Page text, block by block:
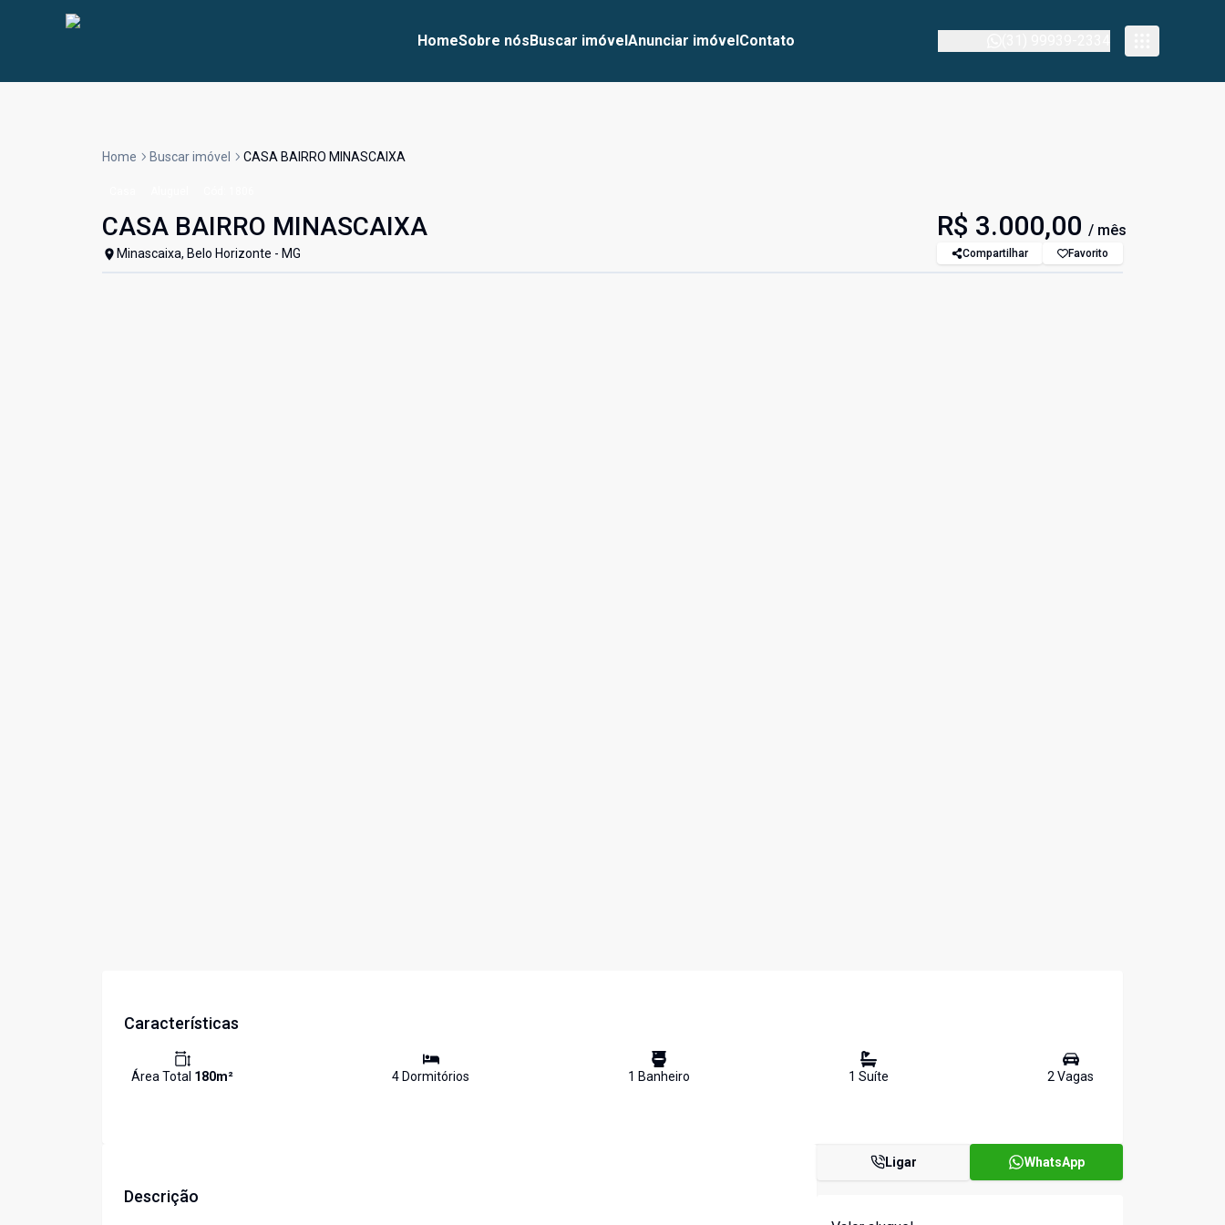
HomeSobre nósBuscar imóvelAnunciar imóvelContato
Home Buscar imóvel CASA BAIRRO MINASCAIXA
CASA BAIRRO MINASCAIXA
Minascaixa, Belo Horizonte - MG
R$ 3.000,00 / mês
Compartilhar Favorito
Características
Área Total 180m² 4 Dormitórios 1 Banheiro 1 Suíte 2Vagas
Descrição
Ligar WhatsApp